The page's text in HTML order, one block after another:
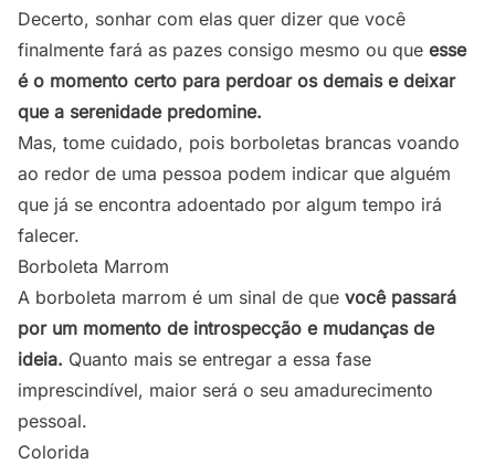
Decerto, sonhar com elas quer dizer que você
finalmente fará as pazes consigo mesmo ou que esse
é o momento certo para perdoar os demais e deixar
que a serenidade predomine.
Mas, tome cuidado, pois borboletas brancas voando
ao redor de uma pessoa podem indicar que alguém
que já se encontra adoentado por algum tempo irá
falecer.
Borboleta Marrom
A borboleta marrom é um sinal de que você passará
por um momento de introspecção e mudanças de
ideia. Quanto mais se entregar a essa fase
imprescindível, maior será o seu amadurecimento
pessoal.
Colorida